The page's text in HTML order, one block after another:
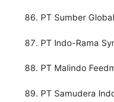
PT Sumber
PT Indo-Rama
PT Malindo
PT Samudera